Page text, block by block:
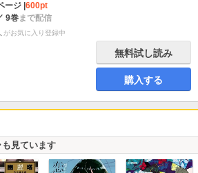
ージ 600pt
9巻まで配信
がお気に入り登録中
無料試し読み
購入する
見ています